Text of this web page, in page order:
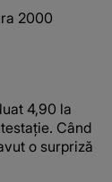
2000
4,90 la
Când
o surpriză